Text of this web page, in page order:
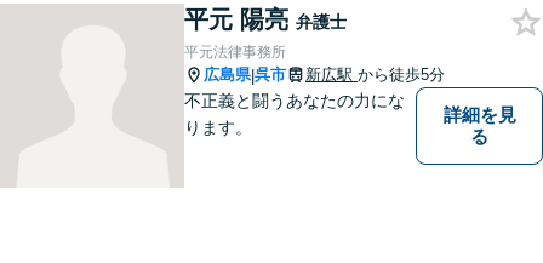
平元 陽亮 弁護士
平元法律事務所
広島県|呉市 新広駅 から徒歩5分
不正義と闘うあなたの力にな
ります。
詳細を見
る